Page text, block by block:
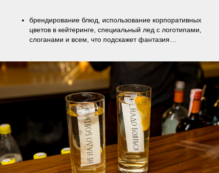
брендирование блюд, использование корпоративных
цветов в кейтеринге, специальный лед с логотипами,
слоганами и всем, что подскажет фантазия…